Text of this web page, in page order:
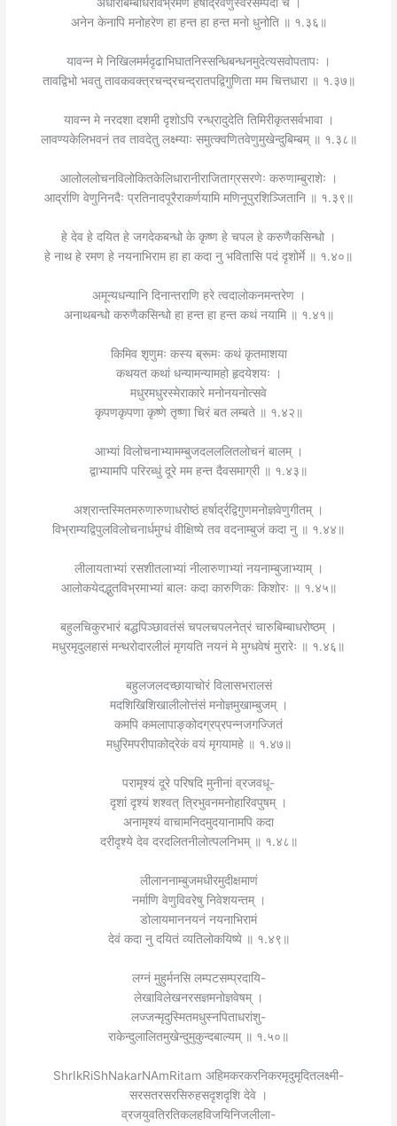
अधीरबिम्बाधरविभ्रमेण हर्षार्द्रवेणुस्वरसम्पदा च ।
अनेन केनापि मनोहरेण हा हन्त हा हन्त मनो धुनोति ॥ १.३६॥
यावन्न मे निखिलमर्मदृढाभिघातनिस्सन्धिबन्धनमुदेत्यसवोपतापः ।
तावद्विभो भवतु तावकवक्त्रचन्द्रचन्द्रातपद्विगुणिता मम चित्तधारा ॥ १.३७॥
यावन्न मे नरदशा दशमी दृशोऽपि रन्ध्रादुदेति तिमिरीकृतसर्वभावा ।
लावण्यकेलिभवनं तव तावदेतु लक्ष्म्याः समुत्क्वणितवेणुमुखेन्दुबिम्बम् ॥ १.३८॥
आलोललोचनविलोकितकेलिधारानीराजिताग्रसरणेः करुणाम्बुराशेः ।
आर्द्राणि वेणुनिनदैः प्रतिनादपूरैराकर्णयामि मणिनूपुरशिञ्जितानि ॥ १.३९॥
हे देव हे दयित हे जगदेकबन्धो के कृष्ण हे चपल हे करुणैकसिन्धो ।
हे नाथ हे रमण हे नयनाभिराम हा हा कदा नु भवितासि पदं दृशोर्मे ॥ १.४०॥
अमून्यधन्यानि दिनान्तराणि हरे त्वदालोकनमन्तरेण ।
अनाथबन्धो करुणैकसिन्धो हा हन्त हा हन्त कथं नयामि ॥ १.४१॥
किमिव श‍ृणुमः कस्य ब्रूमः कथं कृतमाशया
कथयत कथां धन्यामन्यामहो हृदयेशयः ।
मधुरमधुरस्मेराकारे मनोनयनोत्सवे
कृपणकृपणा कृष्णे तृष्णा चिरं बत लम्बते ॥ १.४२॥
आभ्यां विलोचनाभ्यामम्बुजदलललितलोचनं बालम् ।
द्वाभ्यामपि परिरब्धुं दूरे मम हन्त दैवसमाग्री ॥ १.४३॥
अश्रान्तस्मितमरुणारुणाधरोष्ठं हर्षार्द्रद्विगुणमनोज्ञवेणुगीतम् ।
विभ्राम्यद्विपुलविलोचनार्धमुग्धं वीक्षिष्ये तव वदनाम्बुजं कदा नु ॥ १.४४॥
लीलायताभ्यां रसशीतलाभ्यां नीलारुणाभ्यां नयनाम्बुजाभ्याम् ।
आलोकयेदद्भुतविभ्रमाभ्यां बालः कदा कारुणिकः किशोरः ॥ १.४५॥
बहुलचिकुरभारं बद्धपिञ्छावतंसं चपलचपलनेत्रं चारुबिम्बाधरोष्ठम् ।
मधुरमृदुलहासं मन्थरोदारलीलं मृगयति नयनं मे मुग्धवेषं मुरारेः ॥ १.४६॥
बहुलजलदच्छायाचोरं विलासभरालसं
मदशिखिशिखालीलोत्तंसं मनोज्ञमुखाम्बुजम् ।
कमपि कमलापाङ्कोदग्रप्रपन्नजगज्जितं
मधुरिमपरीपाकोद्रेकं वयं मृगयामहे ॥ १.४७॥
परामृश्यं दूरे परिषदि मुनीनां व्रजवधू-
दृशां दृश्यं शश्वत् त्रिभुवनमनोहारिवपुषम् ।
अनामृश्यं वाचामनिदमुदयानामपि कदा
दरीदृश्ये देव दरदलितनीलोत्पलनिभम् ॥ १.४८॥
लीलाननाम्बुजमधीरमुदीक्षमाणं
नर्माणि वेणुविवरेषु निवेशयन्तम् ।
डोलायमाननयनं नयनाभिरामं
देवं कदा नु दयितं व्यतिलोकयिष्ये ॥ १.४९॥
लग्नं मुहुर्मनसि लम्पटसम्प्रदायि-
लेखाविलेखनरसज्ञमनोज्ञवेषम् ।
लज्जन्मृदुस्मितमधुस्नपिताधरांशु-
राकेन्दुलालितमुखेन्दुमुकुन्दबाल्यम् ॥ १.५०॥
ShrIkRiShNakarNAmRitam अहिमकरकरनिकरमृदुमृदितलक्ष्मी-
सरसतरसरसिरुहसदृशदृशि देवे ।
व्रजयुवतिरतिकलहविजयिनिजलीला-